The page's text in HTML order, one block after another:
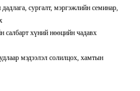
сургалт, мэргэжлийн семинар,
салбарт хүний нөөцийн чадавх
мэдээлэл солилцох, хамтын